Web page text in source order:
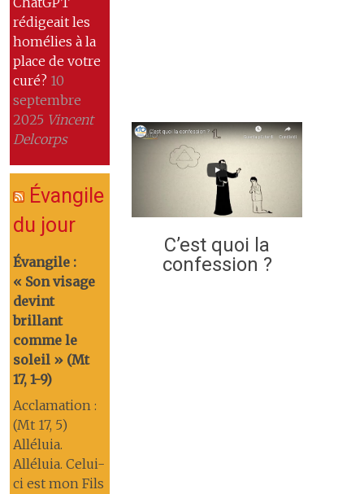
rédigeait les
homélies à la
place de votre
curé? 10
septembre
2025 Vincent
Delcorps
Évangile
du jour
Évangile :
« Son visage
devint
brillant
comme le
soleil » (Mt
17, 1-9)
Acclamation :
(Mt 17, 5)
Alléluia.
Alléluia. Celui-
ci est mon Fils
C’est quoi la
confession ?